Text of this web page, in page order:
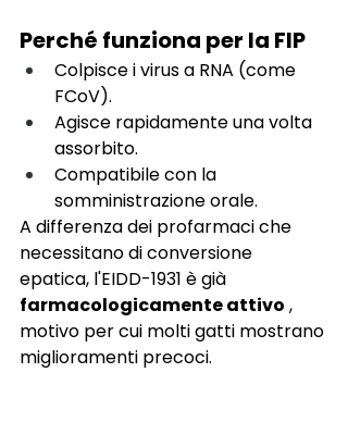
Perché funziona per la FIP
Colpisce i virus a RNA (come
FCoV).
Agisce rapidamente una volta
assorbito.
Compatibile con la
somministrazione orale.
A differenza dei profarmaci che
necessitano di conversione
epatica, l'EIDD-1931 è già
farmacologicamente attivo ,
motivo per cui molti gatti mostrano
miglioramenti precoci.